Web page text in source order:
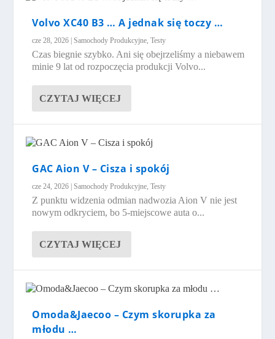
Volvo XC40 B3 … A jednak się toczy …
cze 28, 2026 |Samochody Produkcyjne,Testy
Czas biegnie szybko. Ani się obejrzeliśmy a niebawem
minie 9 lat od rozpoczęcia produkcji Volvo...
CZYTAJ WIĘCEJ
GAC Aion V – Cisza i spokój
cze 24, 2026 |Samochody Produkcyjne,Testy
Z punktu widzenia odmian nadwozia Aion V nie jest
nowym odkryciem, bo 5-miejscowe auta o...
CZYTAJ WIĘCEJ
Omoda&Jaecoo – Czym skorupka za
młodu …